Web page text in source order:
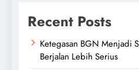
Recent Posts
Ketegasan BGN Menjadi
Berjalan Lebih Serius